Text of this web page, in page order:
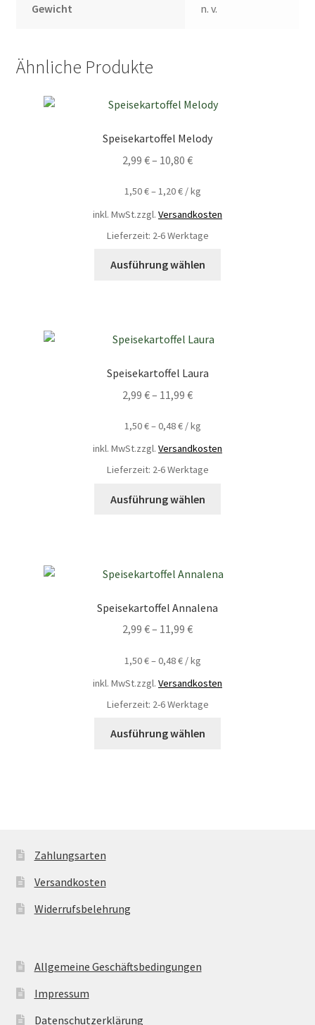
Gewicht n. v.
Ähnliche Produkte
Speisekartoffel Melody
2,99 €– 10,80 €
1,50€–1,20€/kg
inkl. MwSt.zzgl. Versandkosten
Lieferzeit: 2-6 Werktage
Ausführung wählen
Speisekartoffel Laura
2,99 €– 11,99 €
1,50€–0,48€/kg
inkl. MwSt.zzgl. Versandkosten
Lieferzeit: 2-6 Werktage
Ausführung wählen
Speisekartoffel Annalena
2,99 €– 11,99 €
1,50€–0,48€/kg
inkl. MwSt.zzgl. Versandkosten
Lieferzeit: 2-6 Werktage
Ausführung wählen
Zahlungsarten
Versandkosten
Widerrufsbelehrung
Allgemeine Geschäftsbedingungen
Impressum
Datenschutzerklärung